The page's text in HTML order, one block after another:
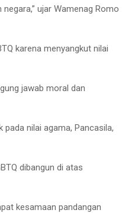
ujar Wamenag Romo
karena menyangkut nilai
jawab moral dan
pada nilai agama, Pancasila,
dibangun di atas
kesamaan pandangan